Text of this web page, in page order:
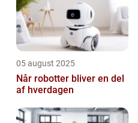
05 august 2025
Når robotter bliver en del
af hverdagen